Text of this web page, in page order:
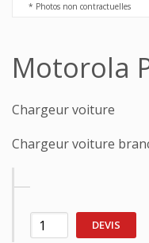
* Photos non contractuelles
Motorola
Chargeur voiture
Chargeur voiture
DEVIS